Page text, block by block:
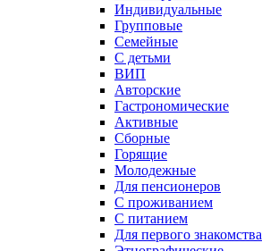
Индивидуальные
Групповые
Семейные
С детьми
ВИП
Авторские
Гастрономические
Активные
Сборные
Горящие
Молодежные
Для пенсионеров
С проживанием
С питанием
Для первого знакомства